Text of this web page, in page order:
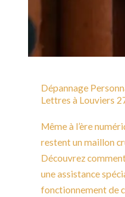
Dépannage
Lettres à Louviers
Même à l’ère
restent un maillon
Découvrez
une assistance
fonctionnement de